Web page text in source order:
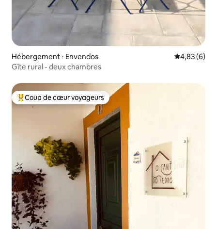
Hébergement ⋅ Envendos Évaluation
4,83 (6)
Gîte rural - deux chambres
Coups de cœur voyageurs les plus appréciés
Coup de cœur voyageurs